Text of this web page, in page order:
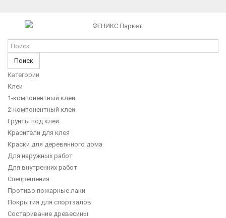
Поиск
Категории
Клеи
1-компонентный клеи
2-компонентный клеи
Грунты под клей
Красители для клея
Краски для деревянного дома
Для наружных работ
Для внутренних работ
Спецрешения
Противо пожарные лаки
Покрытия для спортзалов
Состаривание древесины